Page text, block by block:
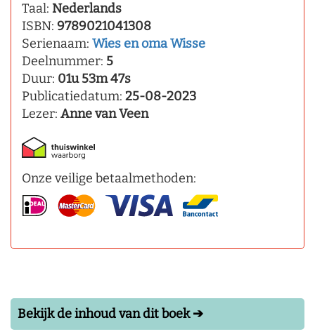
Taal: Nederlands
ISBN: 9789021041308
Serienaam: Wies en oma Wisse
Deelnummer: 5
Duur: 01u 53m 47s
Publicatiedatum: 25-08-2023
Lezer: Anne van Veen
Onze veilige betaalmethoden:
Bekijk de inhoud van dit boek ➔